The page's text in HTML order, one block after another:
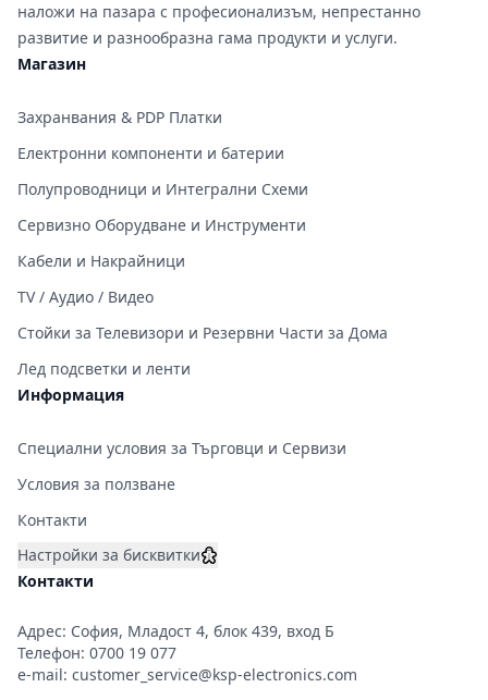
наложи на пазара с професионализъм, непрестанно
развитие и разнообразна гама продукти и услуги.
Магазин
Захранвания & PDP Платки
Електронни компоненти и батерии
Полупроводници и Интегрални Схеми
Сервизно Оборудване и Инструменти
Кабели и Накрайници
TV / Аудио / Видео
Стойки за Телевизори и Резервни Части за Дома
Лед подсветки и ленти
Информация
Специални условия за Търговци и Сервизи
Условия за ползване
Контакти
Настройки за бисквитки
Контакти
Адрес: София, Младост 4, блок 439, вход Б
Телефон: 0700 19 077
e-mail: customer_service@ksp-electronics.com